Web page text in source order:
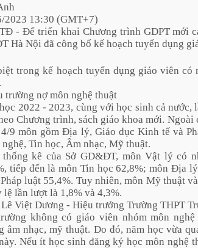
2023 13:30 (GMT+7)
- Để triển khai Chương trình GDPT mới
Hà Nội đã công bố kế hoạch tuyển dụng
trong kế hoạch tuyển dụng giáo viên
trường nợ môn nghệ thuật
2022 - 2023, cùng với học sinh cả
Chương trình, sách giáo khoa mới. Ngoài
9 môn gồm Địa lý, Giáo dục Kinh tế và
nghệ, Tin học, Âm nhạc, Mỹ thuật.
thống kê của Sở GD&ĐT, môn Vật lý có
tiếp đến là môn Tin học 62,8%; môn Địa
luật 55,4%. Tuy nhiên, môn Mỹ thuật
lệ lần lượt là 1,8% và 4,3%.
Việt Dương - Hiệu trưởng Trường THPT
không có giáo viên nhóm môn
âm nhạc, mỹ thuật. Do đó, năm học vừa
Nếu ít học sinh đăng ký học môn nghệ